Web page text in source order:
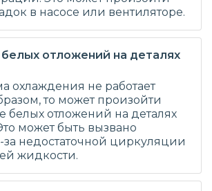
в насосе или вентиляторе.
отложений на деталях
охлаждения не работает
то может произойти
белых отложений на деталях
может быть вызвано
недостаточной циркуляции
жидкости.